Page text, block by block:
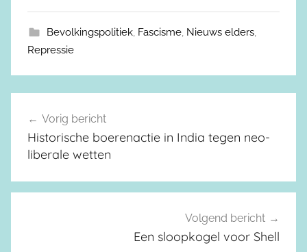
Bevolkingspolitiek, Fascisme, Nieuws elders,
Repressie
Berichtnavigatie
Vorig bericht
Historische boerenactie in India tegen neo-
liberale wetten
Volgend bericht
Een sloopkogel voor Shell